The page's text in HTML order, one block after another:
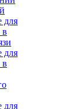
для
в
для
в
для